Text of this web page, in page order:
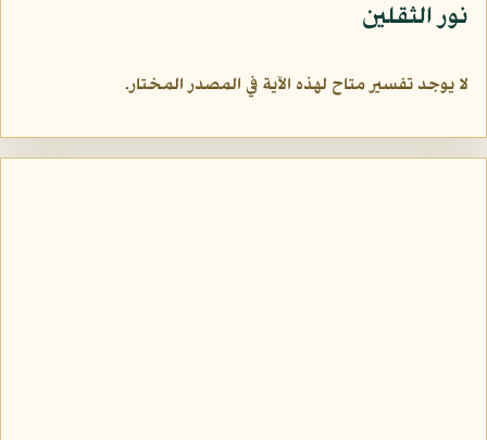
نور الثقلين
لا يوجد تفسير متاح لهذه الآية في المصدر المختار.